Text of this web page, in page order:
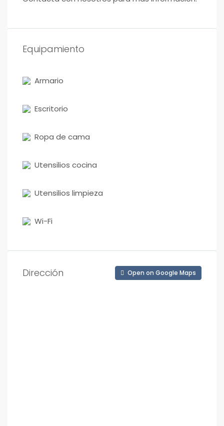
Equipamiento
Armario
Escritorio
Ropa de cama
Utensilios cocina
Utensilios limpieza
Wi-Fi
Dirección Open on Google Maps